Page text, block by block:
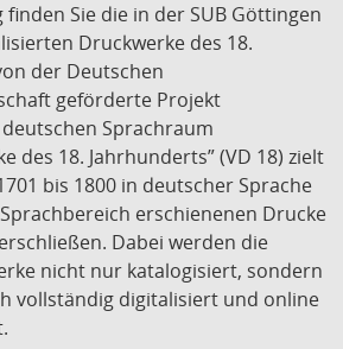
Sie die in der SUB Göttingen
Druckwerke des 18.
der Deutschen
geförderte Projekt
Sprachraum
des 18. Jahrhunderts” (VD 18) zielt
bis 1800 in deutscher Sprache
erschienenen Drucke
Dabei werden die
nicht nur katalogisiert, sondern
vollständig digitalisiert und online